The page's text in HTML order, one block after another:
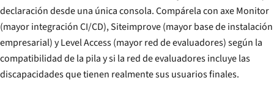
declaración desde una única consola. Compárela con axe Monitor
(mayor integración CI/CD), Siteimprove (mayor base de instalación
empresarial) y Level Access (mayor red de evaluadores) según la
compatibilidad de la pila y si la red de evaluadores incluye las
discapacidades que tienen realmente sus usuarios finales.